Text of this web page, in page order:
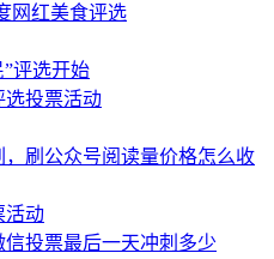
网红美食评选
”评选开始
选投票活动
刷公众号阅读量价格怎么收
活动
投票最后一天冲刺多少